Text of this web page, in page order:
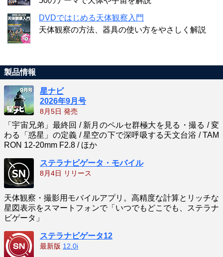
DVDではじめる天体観察入門
天体観察の方法、器具の使い方をやさしく解説
製品情報
星ナビ
2026年9月号
8月5日 発売
「宇宙兄弟」最終回 / 新月のペルセ群極大を見る・撮る / 変
わる「惑星」の定義 / 星空の下で深呼吸する天文台浴 / TAM
RON 12-20mm F2.8 / ほか
ステラナビゲータ・モバイル
8月4日 リリース
天体観察・撮影用モバイルアプリ。高精度な計算とリッチな
星図表示をスマートフォンで「いつでもどこでも、ステラナ
ビゲータ」
ステラナビゲータ12
最新版 12.0i